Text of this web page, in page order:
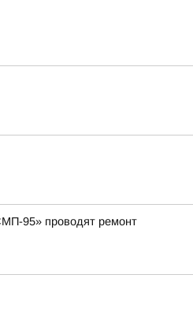
95» проводят ремонт